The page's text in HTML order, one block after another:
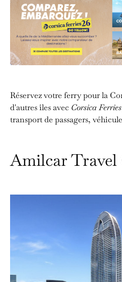
Réservez votre ferry pour la
d'autres îles avec Corsica Ferries
transport de passagers,
Amilcar Travel